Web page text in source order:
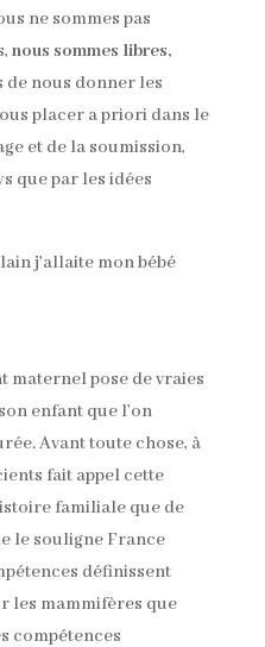
ne sommes pas
nous sommes libres,
de nous donner les
placer a priori dans le
et de la soumission,
que par les idées
maternel pose de vraies
enfant que l’on
Avant toute chose, à
fait appel cette
familiale que de
le souligne France
définissent
les mammifères que
compétences